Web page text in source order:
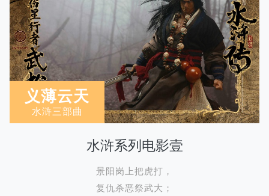
义薄云天
水浒三部曲
水浒系列电影壹
景阳岗上把虎打，
复仇杀恶祭武大；